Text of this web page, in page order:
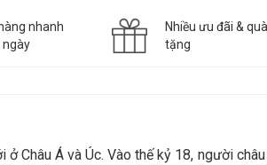
nhanh
Nhiều ưu đãi & quà
tặng
Châu Á và Úc. Vào thế kỷ 18, người